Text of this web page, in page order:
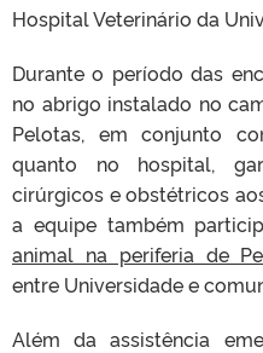
Hospital Veterinário da
Durante o período das
no abrigo instalado no
Pelotas, em conjunto
quanto no hospital,
cirúrgicos e obstétricos
a equipe também
animal na periferia de
entre Universidade e
Além da assistência